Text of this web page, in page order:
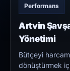
Performans
Artvin
Yönetimi
Bütçeyi
dönüştürmek